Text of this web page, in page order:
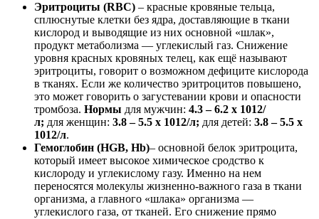
Эритроциты (RBC) – красные кровяные тельца,
сплюснутые клетки без ядра, доставляющие в ткани
кислород и выводящие из них основной «шлак»,
продукт метаболизма — углекислый газ. Снижение
уровня красных кровяных телец, как ещё называют
эритроциты, говорит о возможном дефиците кислорода
в тканях. Если же количество эритроцитов повышено,
это может говорить о загустевании крови и опасности
тромбоза. Нормы для мужчин: 4.3 – 6.2 х 1012/
л; для женщин: 3.8 – 5.5 х 1012/л; для детей: 3.8 – 5.5 х
1012/л.
Гемоглобин (HGB, Hb)– основной белок эритроцита,
который имеет высокое химическое сродство к
кислороду и углекислому газу. Именно на нем
переносятся молекулы жизненно-важного газа в ткани
организма, а главного «шлака» организма —
углекислого газа, от тканей. Его снижение прямо